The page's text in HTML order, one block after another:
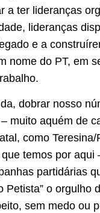
a ter lideranças
lideranças
e a
nome do PT, em
dobrar nosso
muito aquém de
como Teresina/
temos por aqui
partidárias
Petista” o orgulho
sem medo ou